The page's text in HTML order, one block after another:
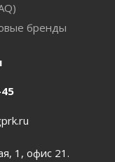
бренды
1, офис 21.